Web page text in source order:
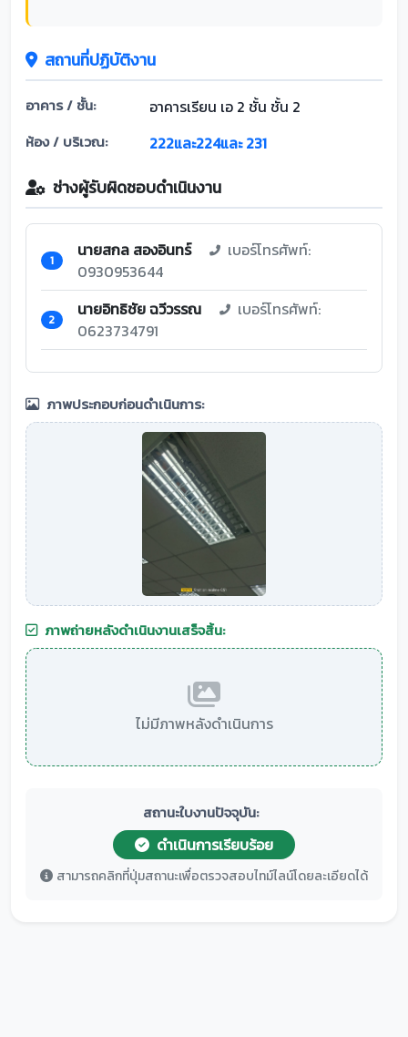
สถานที่ปฏิบัติงาน
อาคาร / ชั้น: อาคารเรียน เอ 2 ชั้น ชั้น 2
ห้อง / บริเวณ: 222และ224และ 231
ช่างผู้รับผิดชอบดำเนินงาน
1 นายสกล สองอินทร์
เบอร์โทรศัพท์:
0930953644
2 นายอิทธิชัย ฉวีวรรณ
เบอร์โทรศัพท์:
0623734791
ภาพประกอบก่อนดำเนินการ:
ภาพถ่ายหลังดำเนินงานเสร็จสิ้น:
ไม่มีภาพหลังดำเนินการ
สถานะใบงานปัจจุบัน:
ดำเนินการเรียบร้อย
สามารถคลิกที่ปุ่มสถานะเพื่อตรวจสอบไทม์ไลน์โดยละเอียดได้